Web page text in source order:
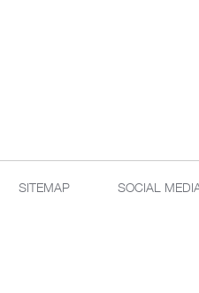
SITEMAP SOCIAL